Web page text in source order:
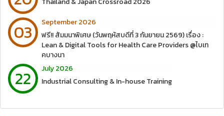
03
September 2026
ฟรี!! สัมมนาพิเศษ (วันพฤหัสบดีที่ 3 กันยายน 2569) เรื่อง :
Lean & Digital Tools for Health Care Providers @ไบเท
คบางนา
22
July 2026
Industrial Consulting & In-house Training